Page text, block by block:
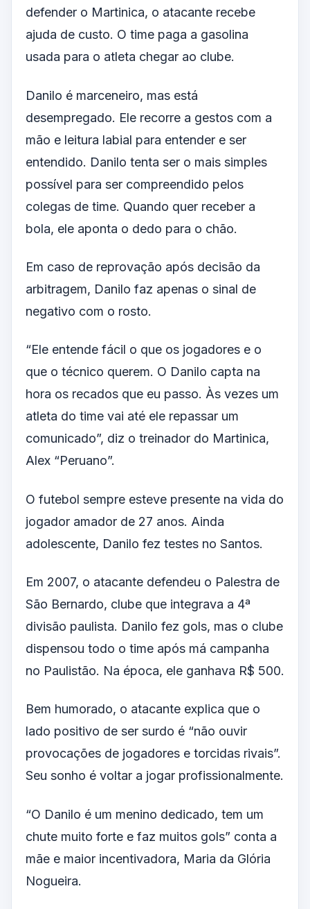
defender o Martinica, o atacante recebe
ajuda de custo. O time paga a gasolina
usada para o atleta chegar ao clube.
Danilo é marceneiro, mas está
desempregado. Ele recorre a gestos com a
mão e leitura labial para entender e ser
entendido. Danilo tenta ser o mais simples
possível para ser compreendido pelos
colegas de time. Quando quer receber a
bola, ele aponta o dedo para o chão.
Em caso de reprovação após decisão da
arbitragem, Danilo faz apenas o sinal de
negativo com o rosto.
“Ele entende fácil o que os jogadores e o
que o técnico querem. O Danilo capta na
hora os recados que eu passo. Às vezes um
atleta do time vai até ele repassar um
comunicado”, diz o treinador do Martinica,
Alex “Peruano”.
O futebol sempre esteve presente na vida do
jogador amador de 27 anos. Ainda
adolescente, Danilo fez testes no Santos.
Em 2007, o atacante defendeu o Palestra de
São Bernardo, clube que integrava a 4ª
divisão paulista. Danilo fez gols, mas o clube
dispensou todo o time após má campanha
no Paulistão. Na época, ele ganhava R$ 500.
Bem humorado, o atacante explica que o
lado positivo de ser surdo é “não ouvir
provocações de jogadores e torcidas rivais”.
Seu sonho é voltar a jogar profissionalmente.
“O Danilo é um menino dedicado, tem um
chute muito forte e faz muitos gols” conta a
mãe e maior incentivadora, Maria da Glória
Nogueira.